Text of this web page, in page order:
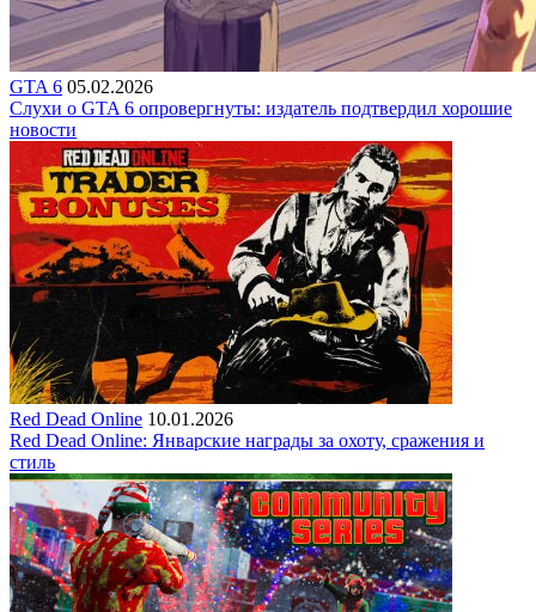
GTA 6 05.02.2026
Слухи о GTA 6 опровергнуты: издатель подтвердил хорошие
новости
Red Dead Online 10.01.2026
Red Dead Online: Январские награды за охоту, сражения и
стиль